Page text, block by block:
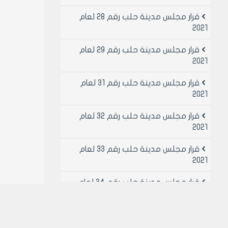
قرار مجلس مدينة حلب رقم 28 لعام
2021
قرار مجلس مدينة حلب رقم 29 لعام
2021
قرار مجلس مدينة حلب رقم 31 لعام
2021
قرار مجلس مدينة حلب رقم 32 لعام
2021
قرار مجلس مدينة حلب رقم 33 لعام
2021
قرار مجلس مدينة حلب رقم 34 لعام